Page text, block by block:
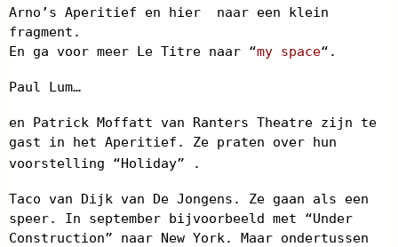
Arno’s Aperitief en hier
naar een klein
fragment.
En ga voor meer Le Titre naar “my space“.
Paul Lum…
en Patrick Moffatt van Ranters Theatre zijn te
gast in het Aperitief. Ze praten over hun
voorstelling “Holiday” .
Taco van Dijk van De Jongens. Ze gaan als een
speer. In september bijvoorbeeld met “Under
Construction” naar New York. Maar ondertussen